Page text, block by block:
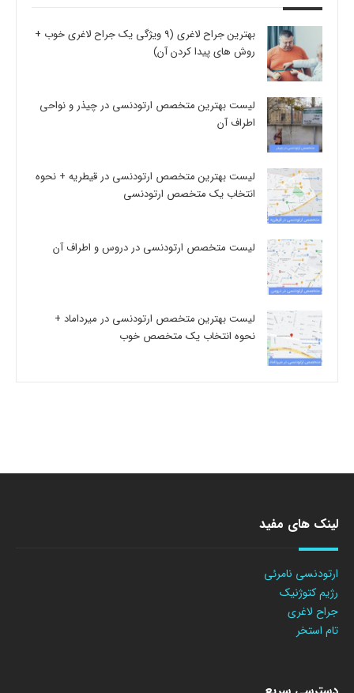
بهترین جراح لاغری (9 ویژگی یک جراح لاغری خوب +
روش های پیدا کردن آن)
لیست بهترین متخصص ارتودنسی در چیذر و نواحی
اطراف آن
لیست بهترین متخصص ارتودنسی در قیطریه + نحوه
انتخاب یک متخصص ارتودنسی
لیست متخصص ارتودنسی در دروس و اطراف آن
لیست بهترین متخصص ارتودنسی در میرداماد +
نحوه انتخاب یک متخصص خوب
لینک های مفید
ارتودنسی نامرئی
رژیم کتوژنیک
جراح لاغری
تام استخر